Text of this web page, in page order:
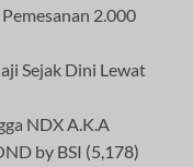
2.000
Sejak Dini Lewat
NDX A.K.A
by BSI (5,178)